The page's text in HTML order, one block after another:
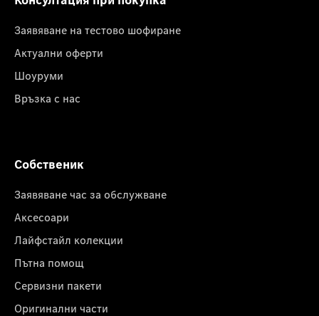
Заявяване на тестово шофиране
Актуални оферти
Шоуруми
Връзка с нас
Собственик
Заявяване час за обслужване
Аксесоари
Лайфстайл колекции
Пътна помощ
Сервизни пакети
Оригинални части